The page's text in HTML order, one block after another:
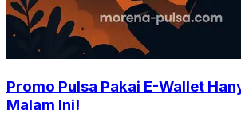
Promo Pulsa Pakai E-Wallet
Malam Ini!